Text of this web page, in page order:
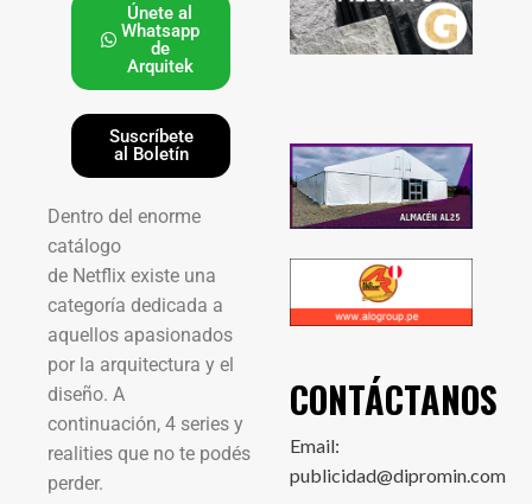
Únete al
Whatsapp
de
Arquitek
Suscríbete
al Boletín
Dentro del enorme
catálogo
de Netflix existe una
categoría dedicada a
aquellos apasionados
por la arquitectura y el
diseño. A
continuación, 4 series y
realities que no te podés
perder.
CONTÁCTANOS
Email:
publicidad@dipromin.com